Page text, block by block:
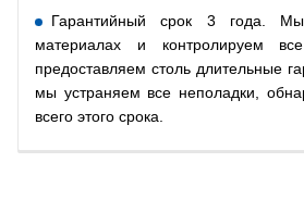
Гарантийный срок 3 года.
материалах и контролируем
предоставляем столь длительные
мы устраняем все неполадки,
всего этого срока.